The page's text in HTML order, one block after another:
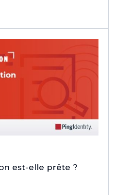
est-elle prête ?